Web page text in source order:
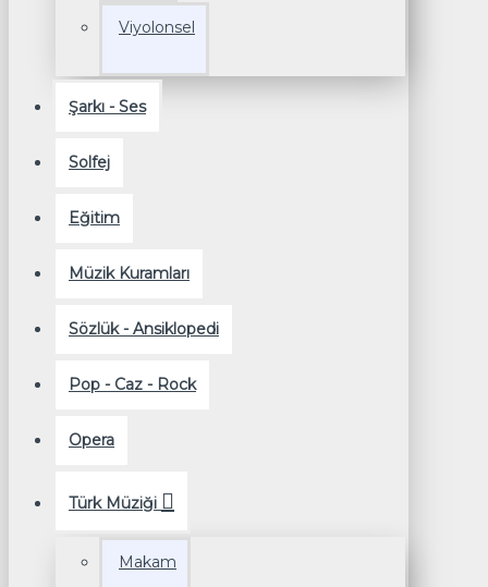
Viyolonsel
Şarkı - Ses
Solfej
Eğitim
Müzik Kuramları
Sözlük - Ansiklopedi
Pop - Caz - Rock
Opera
Türk Müziği
Makam